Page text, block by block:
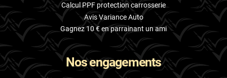
Tata
Tesla
Toyota
Volkswagen
Calcul PPF protection carrosserie
Avis Variance Auto
Gagnez 10 € en parrainant un ami
Nos engagements